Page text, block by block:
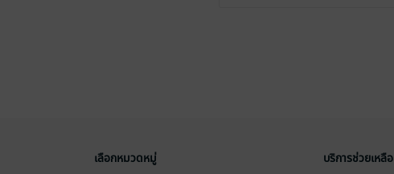
เลือกหมวดหมู่ บริการช่วยเหลือ